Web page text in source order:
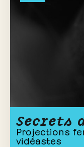
Secrets
Projections
vidéastes